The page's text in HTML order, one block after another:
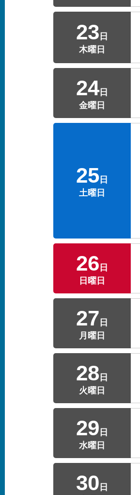
23 日
木曜日
24日
金曜日
25 日
土曜日
26 日
日曜日
27 日
月曜日
28 日
火曜日
29 日
水曜日
30 日